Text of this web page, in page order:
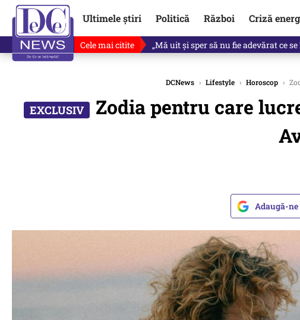
Ultimele știri Politică Război Criză
Cele mai citite Ce se întâmplă cu primul buletin
DCNews › Lifestyle › Horoscop ›
Zodia pentru care
Adaugă-ne